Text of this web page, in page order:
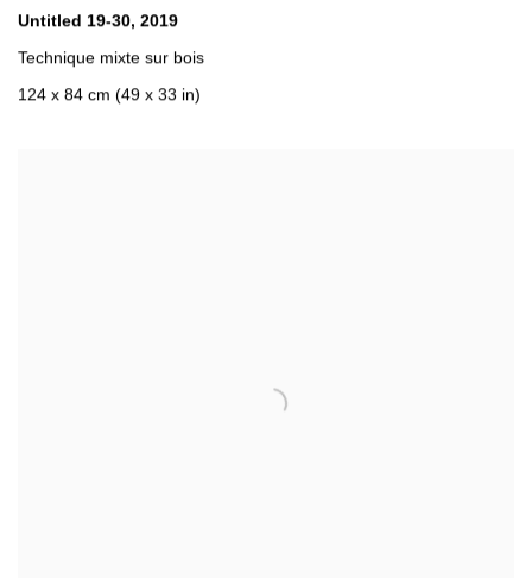
Untitled 19-30, 2019
Technique mixte sur bois
124 x 84 cm (49 x 33 in)